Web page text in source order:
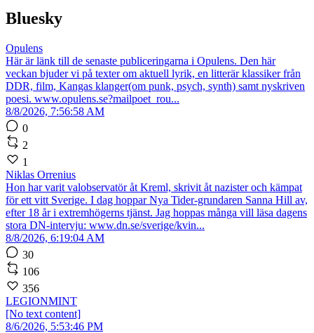
Bluesky
Opulens
Här är länk till de senaste publiceringarna i Opulens. Den här
veckan bjuder vi på texter om aktuell lyrik, en litterär klassiker från
DDR, film, Kangas klanger(om punk, psych, synth) samt nyskriven
poesi. www.opulens.se?mailpoet_rou...
8/8/2026, 7:56:58 AM
0
2
1
Niklas Orrenius
Hon har varit valobservatör åt Kreml, skrivit åt nazister och kämpat
för ett vitt Sverige. I dag hoppar Nya Tider-grundaren Sanna Hill av,
efter 18 år i extremhögerns tjänst. Jag hoppas många vill läsa dagens
stora DN-intervju: www.dn.se/sverige/kvin...
8/8/2026, 6:19:04 AM
30
106
356
LEGIONMINT
[No text content]
8/6/2026, 5:53:46 PM